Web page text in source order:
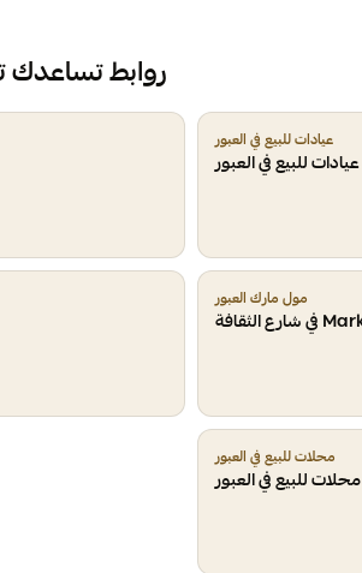
روابط تساعدك
عيادات للبيع في العبور
عيادات للبيع في العبور
مول مارك العبور
محلات للبيع في العبور
محلات للبيع في العبور